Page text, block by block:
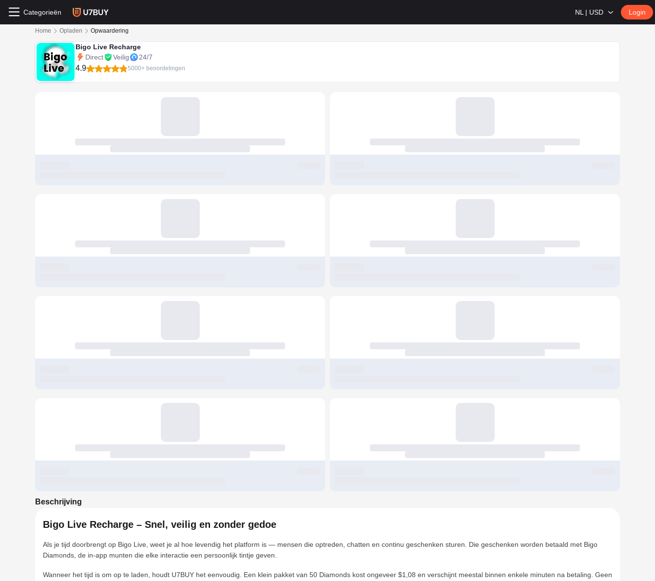
Categorieën NL | USD Login
Home Opladen Opwaardering
Bigo Live Recharge
Direct
Veilig 24/7
4.9 5000+ beoordelingen
Beschrijving
Bigo Live Recharge – Snel, veilig en zonder gedoe
Als je tijd doorbrengt op Bigo Live, weet je al hoe levendig het platform is — mensen die optreden, chatten en continu geschenken sturen. Die geschenken worden betaald met Bigo
Diamonds, de in-app munten die elke interactie een persoonlijk tintje geven.
Wanneer het tijd is om op te laden, houdt U7BUY het eenvoudig. Een klein pakket van 50 Diamonds kost ongeveer $1,08 en verschijnt meestal binnen enkele minuten na betaling. Geen